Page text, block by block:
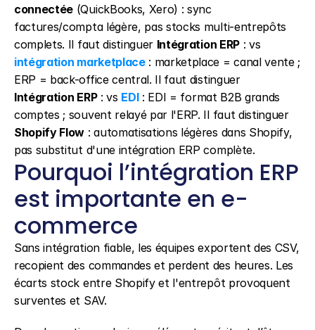
connectée (QuickBooks, Xero) : sync
factures/compta légère, pas stocks multi-entrepôts
complets. Il faut distinguer Intégration ERP
intégration marketplace : marketplace = canal vente ;
ERP = back-office central. Il faut distinguer
Intégration ERP : vs EDI : EDI = format B2B grands
comptes ; souvent relayé par l'ERP. Il faut distinguer
Shopify Flow : automatisations légères dans Shopify,
pas substitut d'une intégration ERP complète.
Pourquoi l’intégration ERP
est importante en e-
commerce
Sans intégration fiable, les équipes exportent des CSV,
recopient des commandes et perdent des heures. Les
écarts stock entre Shopify et l'entrepôt provoquent
surventes et SAV.